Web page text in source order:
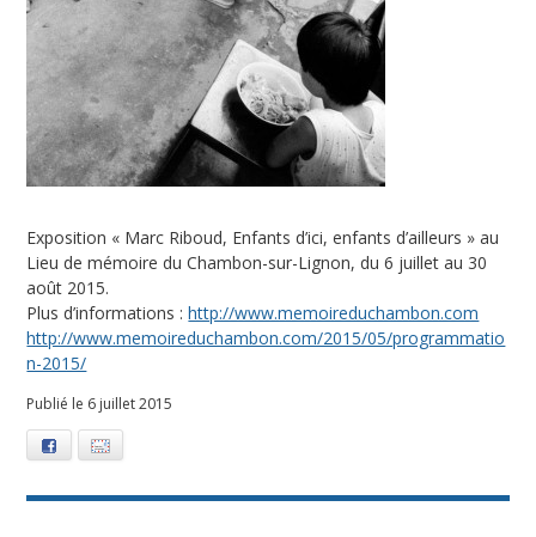
Exposition « Marc Riboud, Enfants d’ici, enfants d’ailleurs » au
Lieu de mémoire du Chambon-sur-Lignon, du 6 juillet au 30
août 2015.
Plus d’informations :http://www.memoireduchambon.com
http://www.memoireduchambon.com/2015/05/programmatio
n-2015/
Publié le 6 juillet 2015
Facebook